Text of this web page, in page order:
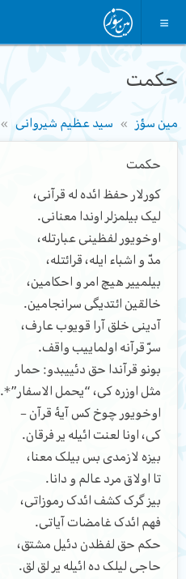
حکمت
مین سؤز سید عظیم شیروانی
حکمت
کورلار حفظ ائده له قرآنی،
لیک بیلمزلر اوندا معنانی.
اوخویور لفظینی عبارتله،
مدّ و اشباء ایله، قرائتله،
بیلمییر هیچ امر و احکامین،
خالقین ائتدیگی سرانجامین.
آدینی خلق آرا قویوب عارف،
سرّ قرآنه اولماییب واقف.
بونو قرآندا حق دئییبدو: حمار
مثل اوزره کی، “یحمل الاسفار”*.
اوخویور چوخ کس آیۀ قرآن –
کی، اونا لعنت ائیله یر فرقان.
بیزه لازمدی بس بیلک معنا،
تا اولاق مرد عالم و دانا.
بیز گرک کشف ائدک رموزاتی،
فهم ائدک غامضات آیاتی.
حکم حق لفظدن دئیل مشتق،
حاجی لیلک ده ائیله یر لق لق.